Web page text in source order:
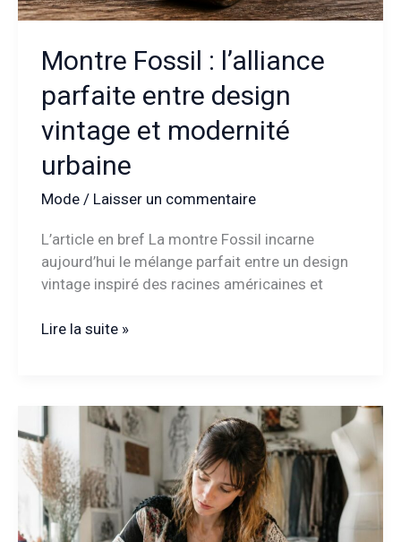
Montre Fossil : l’alliance
parfaite entre design
vintage et modernité
urbaine
Mode/ Laisser un commentaire
L’article en bref La montre Fossil incarne
aujourd’hui le mélange parfait entre un design
vintage inspiré des racines américaines et
Montre
parfaite
entre
design
vintage
et
modernité
Lire la suite »